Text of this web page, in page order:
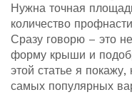
Нужна точная
количество
Сразу говорю – это
форму крыши и
этой статье я
самых популярных